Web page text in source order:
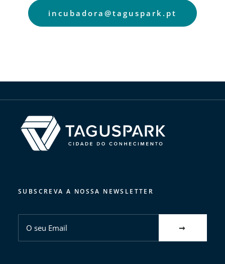
incubadora@taguspark.pt
SUBSCREVA A NOSSA NEWSLETTER